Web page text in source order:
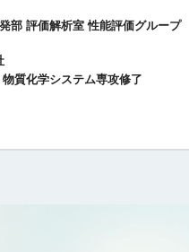
部 評価解析室 性能評価グループ
質化学システム専攻修了